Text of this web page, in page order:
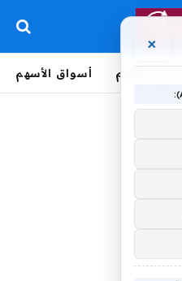
أخبار العالم أسواق الأسهم
×